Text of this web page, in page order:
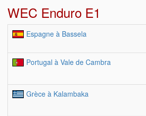
WEC Enduro E1
Espagne à Bassela
Portugal à Vale de Cambra
Grèce à Kalambaka